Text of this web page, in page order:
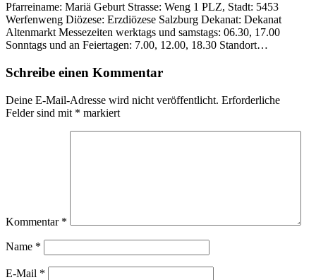
Pfarreiname: Mariä Geburt Strasse: Weng 1 PLZ, Stadt: 5453
Werfenweng Diözese: Erzdiözese Salzburg Dekanat: Dekanat
Altenmarkt Messezeiten werktags und samstags: 06.30, 17.00
Sonntags und an Feiertagen: 7.00, 12.00, 18.30 Standort…
Schreibe einen Kommentar
Deine E-Mail-Adresse wird nicht veröffentlicht. Erforderliche
Felder sind mit * markiert
Kommentar *
Name *
E-Mail *